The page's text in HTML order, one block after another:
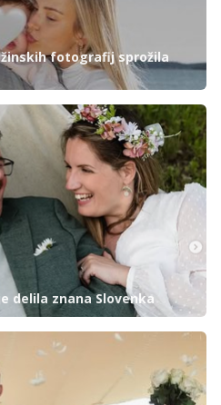
fotografij sprožila
delila znana Slovenka